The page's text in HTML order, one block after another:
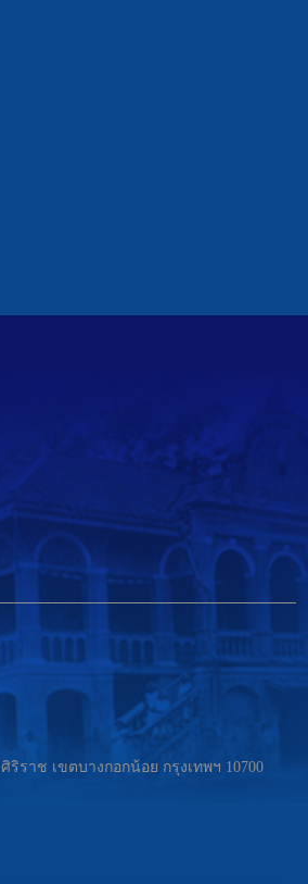
ราช เขตบางกอกน้อย กรุงเทพฯ 10700